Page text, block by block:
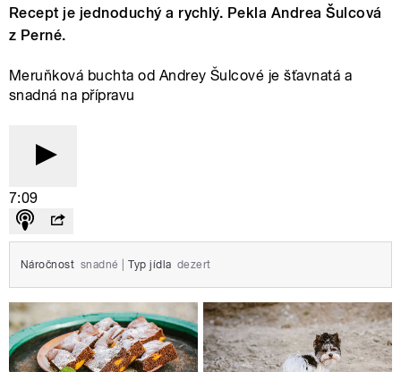
Recept je jednoduchý a rychlý. Pekla Andrea Šulcová
z Perné.
Meruňková buchta od Andrey Šulcové je šťavnatá a
snadná na přípravu
7:09
Náročnost snadné Typ jídla dezert